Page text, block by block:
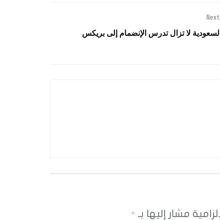
لا تزال تدرس الإنضمام إلى بريكس
مشار إليها بـ *